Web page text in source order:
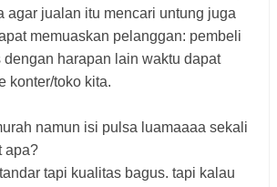
agar jualan itu mencari untung juga
memuaskan pelanggan: pembeli
dengan harapan lain waktu dapat
konter/toko kita.
namun isi pulsa luamaaaa sekali
apa?
tapi kualitas bagus. tapi kalau